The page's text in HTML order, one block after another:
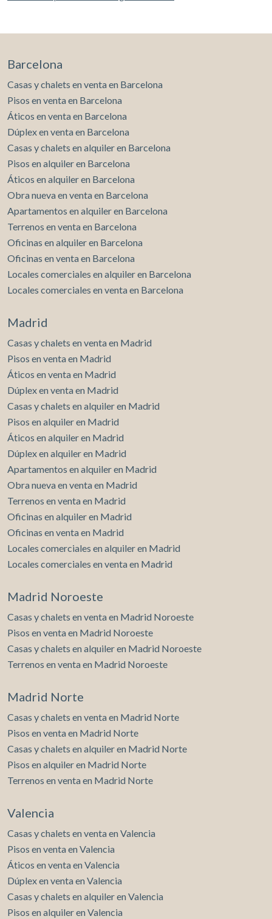
baño completo, ofreciendo múltiples posibilidades
para ofrecer el máximo confort en el día a día. Forma
una agradable zona ajardinada y piscina comunitaria con
acceso directo desde la vivienda, en un entorno tranquilo
y muy privado. Además, cuenta con 3 plazas de parking
propiedad que combina amplitud, luminosidad,
excelentes calidades, espacios exteriores y una ubicación
excepcional. Una oportunidad para disfrutar de una
vivienda exclusiva en uno de los entornos residenciales
más valorados de Sant Cugat del Vallès. Si se imagina
viviendo en esta propiedad, no dude en ponerse en
contacto con nosotros. Estaremos encantados de
ampliar toda la información y acompañarle en todo lo
Barcelona
Casas y chalets en venta en Barcelona
Pisos en venta en Barcelona
Áticos en venta en Barcelona
Dúplex en venta en Barcelona
Casas y chalets en alquiler en Barcelona
Pisos en alquiler en Barcelona
Áticos en alquiler en Barcelona
Obra nueva en venta en Barcelona
Apartamentos en alquiler en Barcelona
Terrenos en venta en Barcelona
Oficinas en alquiler en Barcelona
Oficinas en venta en Barcelona
Locales comerciales en alquiler en Barcelona
Locales comerciales en venta en Barcelona
Madrid
Casas y chalets en venta en Madrid
Pisos en venta en Madrid
Áticos en venta en Madrid
Dúplex en venta en Madrid
Casas y chalets en alquiler en Madrid
Pisos en alquiler en Madrid
Áticos en alquiler en Madrid
Dúplex en alquiler en Madrid
Apartamentos en alquiler en Madrid
Obra nueva en venta en Madrid
Terrenos en venta en Madrid
Oficinas en alquiler en Madrid
Oficinas en venta en Madrid
Locales comerciales en alquiler en Madrid
Locales comerciales en venta en Madrid
Madrid Noroeste
Casas y chalets en venta en Madrid Noroeste
Pisos en venta en Madrid Noroeste
Casas y chalets en alquiler en Madrid Noroeste
Terrenos en venta en Madrid Noroeste
Madrid Norte
Casas y chalets en venta en Madrid Norte
Pisos en venta en Madrid Norte
Casas y chalets en alquiler en Madrid Norte
Pisos en alquiler en Madrid Norte
Terrenos en venta en Madrid Norte
Valencia
Casas y chalets en venta en Valencia
Pisos en venta en Valencia
Áticos en venta en Valencia
Dúplex en venta en Valencia
Casas y chalets en alquiler en Valencia
Pisos en alquiler en Valencia